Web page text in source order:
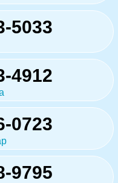
5033
4912
0723
9795